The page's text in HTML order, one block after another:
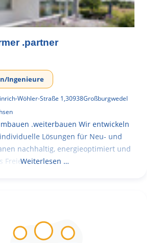
.partner
Ingenieure
Wöhler-Straße 1,30938Großburgwedel
.weiterbauen Wir entwickeln
Lösungen für Neu- und
nachhaltig, energieoptimiert und
FreieWeiterlesen …